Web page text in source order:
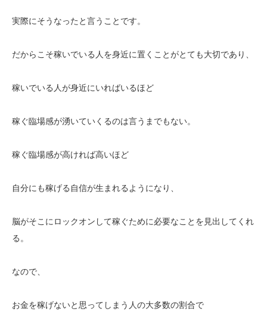
実際にそうなったと言うことです。
だからこそ稼いでいる人を身近に置くことがとても大切であり、
稼いでいる人が身近にいればいるほど
稼ぐ臨場感が湧いていくるのは言うまでもない。
稼ぐ臨場感が高ければ高いほど
自分にも稼げる自信が生まれるようになり、
脳がそこにロックオンして稼ぐために必要なことを見出してくれ
る。
なので、
お金を稼げないと思ってしまう人の大多数の割合で